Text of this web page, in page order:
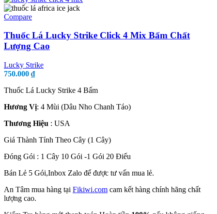
Compare
Thuốc Lá Lucky Strike Click 4 Mix Bấm Chất
Lượng Cao
Lucky Strike
750.000 ₫
Thuốc Lá Lucky Strike 4 Bấm
Hương Vị: 4 Mùi (Dâu Nho Chanh Táo)
Thương Hiệu : USA
Giá Thành Tính Theo Cây (1 Cây)
Đóng Gói : 1 Cây 10 Gói -1 Gói 20 Điếu
Bán Lẻ 5 Gói,Inbox Zalo để được tư vấn mua lẻ.
An Tâm mua hàng tại Fikiwi.com cam kết hàng chính hãng chất
lượng cao.